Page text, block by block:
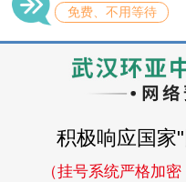
免费、不用等待
积极响应国家
（挂号系统严格加